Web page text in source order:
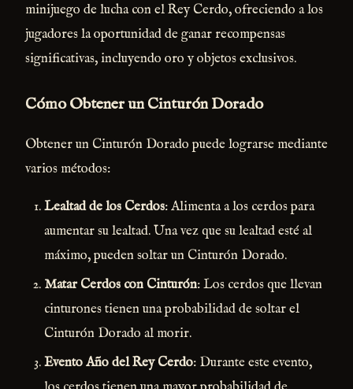
minijuego de lucha con el Rey Cerdo, ofreciendo a los
jugadores la oportunidad de ganar recompensas
significativas, incluyendo oro y objetos exclusivos.
Cómo Obtener un Cinturón Dorado
Obtener un Cinturón Dorado puede lograrse mediante
varios métodos:
Lealtad de los Cerdos: Alimenta a los cerdos para
aumentar su lealtad. Una vez que su lealtad esté al
máximo, pueden soltar un Cinturón Dorado.
Matar Cerdos con Cinturón: Los cerdos que llevan
cinturones tienen una probabilidad de soltar el
Cinturón Dorado al morir.
Evento Año del Rey Cerdo: Durante este evento,